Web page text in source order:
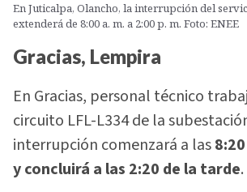
En Juticalpa, Olancho, la interrupción del
extenderá de 8:00 a. m. a 2:00 p. m. Foto: ENEE
Gracias, Lempira
En Gracias, personal técnico
circuito LFL-L334 de la
interrupción comenzará a las
y concluirá a las 2:20 de la tarde.